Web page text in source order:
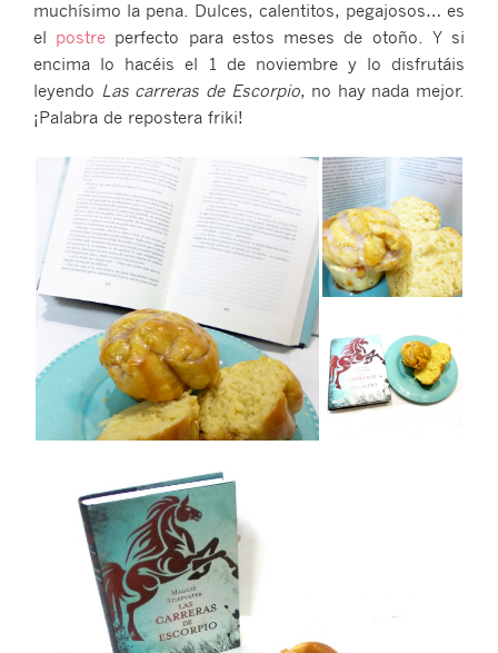
muchísimo la pena. Dulces, calentitos, pegajosos… es
el postre perfecto para estos meses de otoño. Y si
encima lo hacéis el 1 de noviembre y lo disfrutáis
leyendo Las carreras de Escorpio, no hay nada mejor.
¡Palabra de repostera friki!